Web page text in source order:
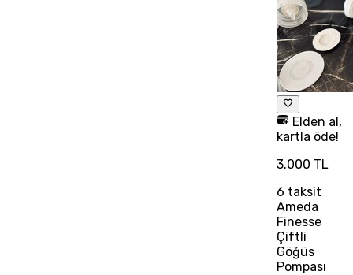
Elden al,
kartla öde!
3.000 TL
6 taksit
Ameda
Finesse
Çiftli
Göğüs
Pompası